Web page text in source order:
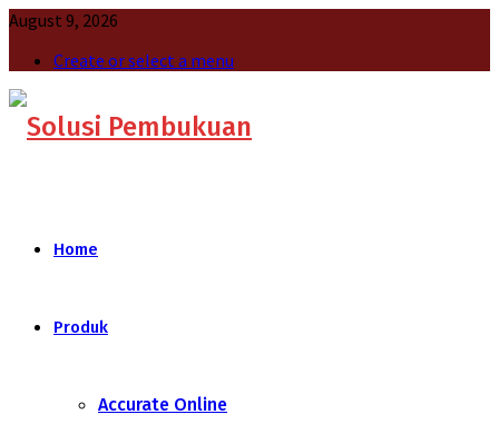
August 9, 2026
Create or select a menu
Home
Produk
Accurate Online